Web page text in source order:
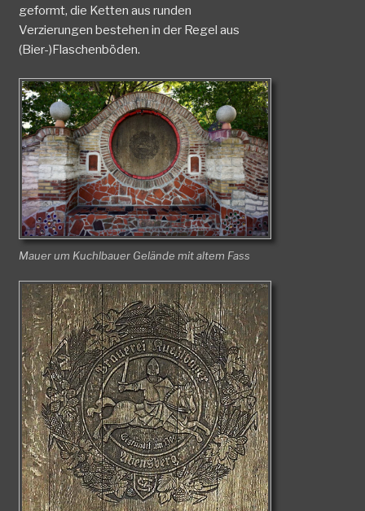
geformt, die Ketten aus runden
Verzierungen bestehen in der Regel aus
(Bier-)Flaschenböden.
Mauer um Kuchlbauer Gelände mit altem Fass